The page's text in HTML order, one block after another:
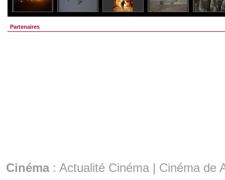
Partenaires
Cinéma: Actualité Cinéma | Cinéma de